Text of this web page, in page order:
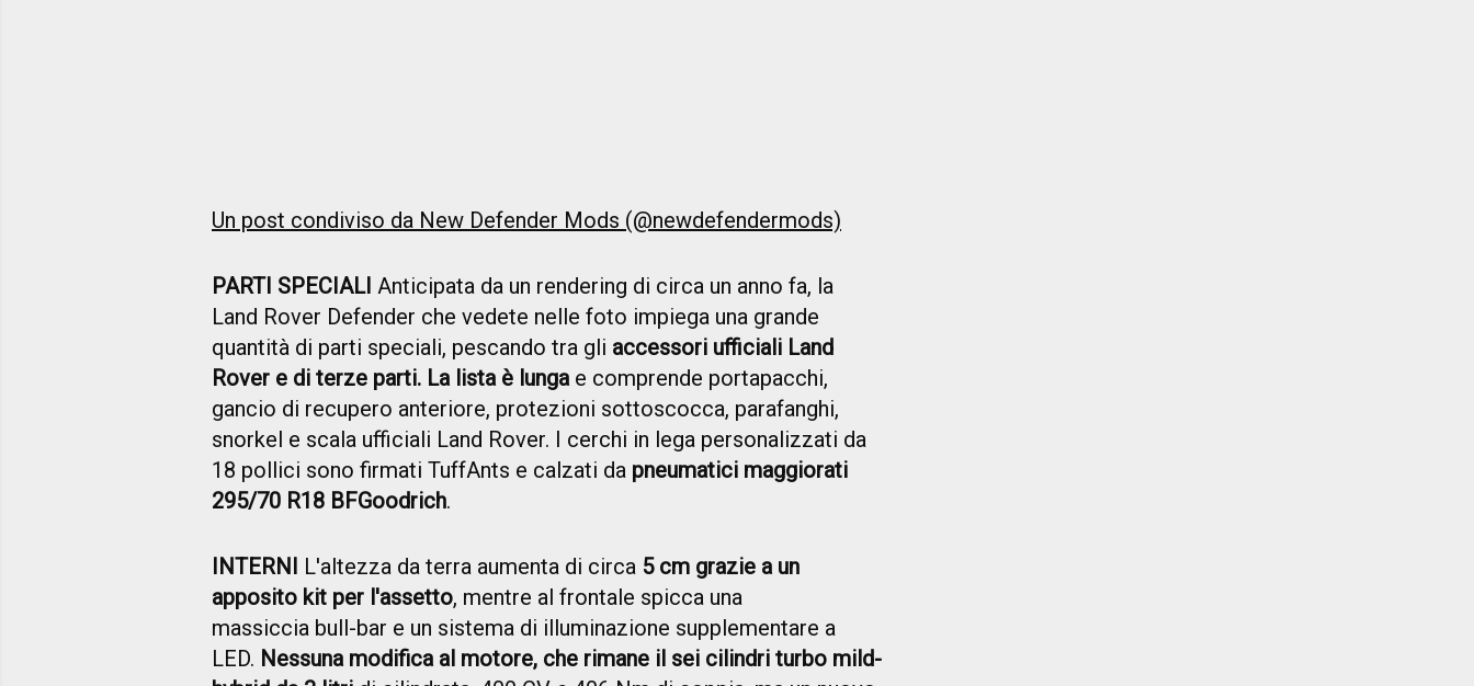
Un post condiviso da New Defender Mods (@newdefendermods)
PARTI SPECIALI Anticipata da un rendering di circa un anno fa, la
Land Rover Defender che vedete nelle foto impiega una grande
quantità di parti speciali, pescando tra gli accessori ufficiali Land
Rover e di terze parti. La lista è lungae comprende portapacchi,
gancio di recupero anteriore, protezioni sottoscocca, parafanghi,
snorkel e scala ufficiali Land Rover. I cerchi in lega personalizzati da
18 pollici sono firmati TuffAnts e calzati da pneumatici maggiorati
295/70 R18 BFGoodrich.
INTERNI L'altezza da terra aumenta di circa 5 cm grazie a un
apposito kit per l'assetto, mentre al frontale spicca una
massiccia bull-bar e un sistema di illuminazione supplementare a
LED. Nessuna modifica al motore, che rimane il sei cilindri turbo mild-